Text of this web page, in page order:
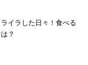
イラした日々！食べる
？